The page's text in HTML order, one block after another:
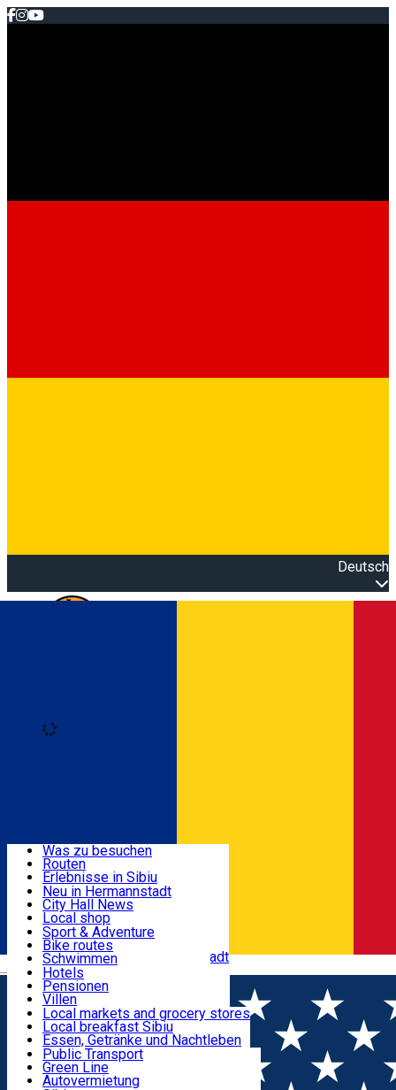
Deutsch
Română
Nützliche informationen
Aktivitäten & Abenteuer
Unterkunft
Essen, Getränke & Nachtleben
Transport & Parken
Live Webcams
Was zu besuchen
Routen
Erlebnisse in Sibiu
Podcast
Kultur
Museen
Kirchen
Parks, Zoo
Im Umkreis von Hermannstadt
Neu in Hermannstadt
City Hall News
Local shop
Sibiu Handwerker
Sibiul Verde
Public services
Bildung
Wie komme ich nach Sibiu?
Touristeninfo
Reiseführer
Guided tours
Local publication
Schönheitssalon
Sport & Adventure
Bike routes
Schwimmen
Reiten
Fitnessstudio
Loc de joacă indoor
Loc de joacă outdoor
Ski
Eislaufen
Yoga
Hotels
Pensionen
Villen
Hostels
Motels
Camping
Zimmer zu vermieten
Wohnungen
Unterkunft außerhalb von Sibiu
Local markets and grocery stores
Local breakfast Sibiu
Essen, Getränke und Nachtleben
Pizza
Fast Food
Kaffeestube
Public Transport
Green Line
Autovermietung